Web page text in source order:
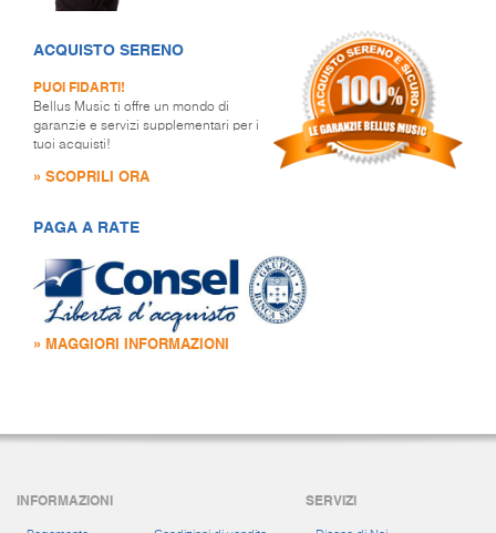
ACQUISTO SERENO
PUOI FIDARTI!
Bellus Music ti offre un mondo di
garanzie e servizi supplementari per i
tuoi acquisti!
» SCOPRILI ORA
PAGA A RATE
» MAGGIORI INFORMAZIONI
INFORMAZIONI SERVIZI